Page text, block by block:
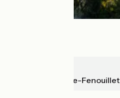
Saint-Paul-de-Fenouillet